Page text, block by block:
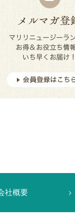
社概要